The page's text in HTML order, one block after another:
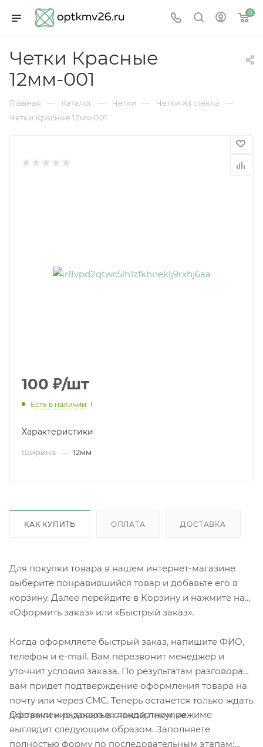
0
Четки Красные
12мм-001
Главная — Каталог — Чётки — Четки из стекла —
Четки Красные 12мм-001
100 ₽/шт
Есть в наличии: 1
Характеристики
Ширина — 12мм
КАК КУПИТЬ ОПЛАТА ДОСТАВКА
Для покупки товара в нашем интернет-магазине
выберите понравившийся товар и добавьте его в
корзину. Далее перейдите в Корзину и нажмите на
«Оформить заказ» или «Быстрый заказ».
Когда оформляете быстрый заказ, напишите ФИО,
телефон и e-mail. Вам перезвонит менеджер и
уточнит условия заказа. По результатам разговора
вам придет подтверждение оформления товара на
почту или через СМС. Теперь останется только ждать
доставки и радоваться новой покупке.
Оформление заказа в стандартном режиме
выглядит следующим образом. Заполняете
полностью форму по последовательным этапам: